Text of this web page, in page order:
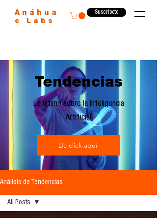
Anáhua
c Labs
Suscríbete
Tendencias
Lo último sobre la Inteligencia
Artificial
Da click aquí
Análisis de Tendencias
All Posts